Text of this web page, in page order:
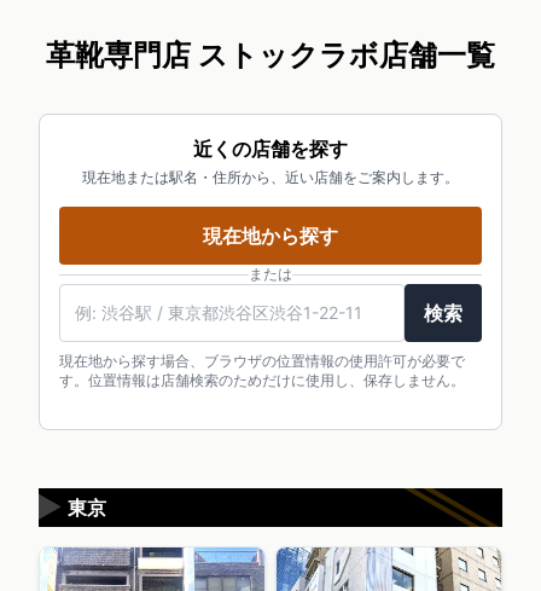
革靴専門店 ストックラボ店舗一覧
近くの店舗を探す
現在地または駅名・住所から、近い店舗をご案内します。
現在地から探す
または
検索
現在地から探す場合、ブラウザの位置情報の使用許可が必要で
す。位置情報は店舗検索のためだけに使用し、保存しません。
東京
▶